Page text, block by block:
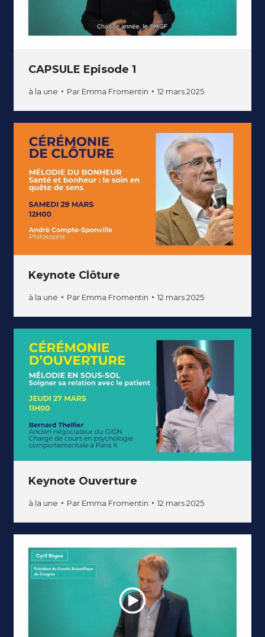
CAPSULE Episode 1
à la une Par Emma Fromentin 12 mars 2025
Keynote Clôture
à la une Par Emma Fromentin 12 mars 2025
Keynote Ouverture
à la une Par Emma Fromentin 12 mars 2025